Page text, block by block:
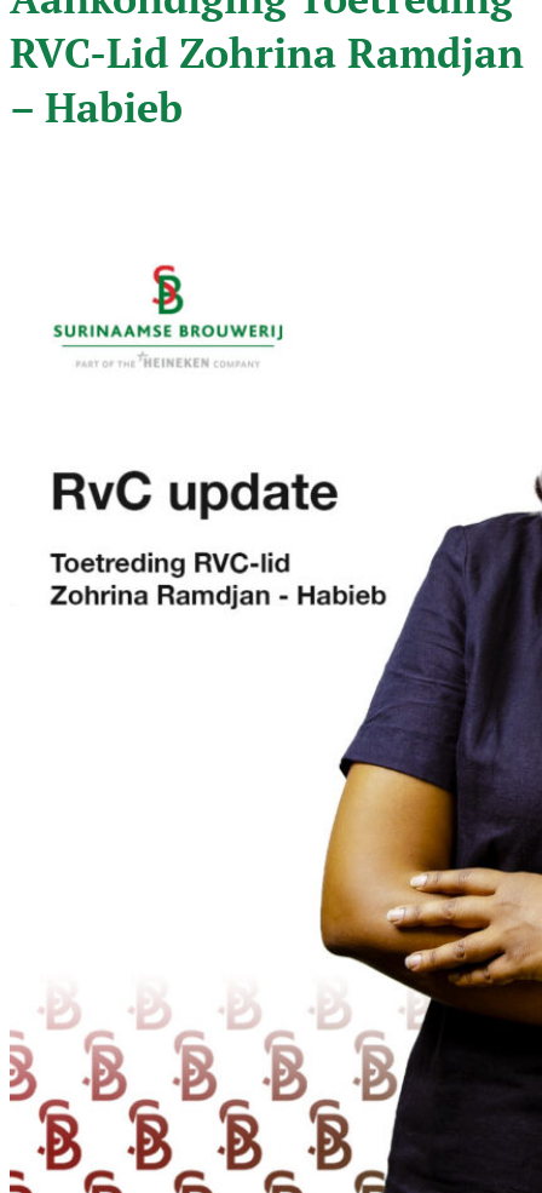
RVC-Lid Zohrina Ramdjan
– Habieb